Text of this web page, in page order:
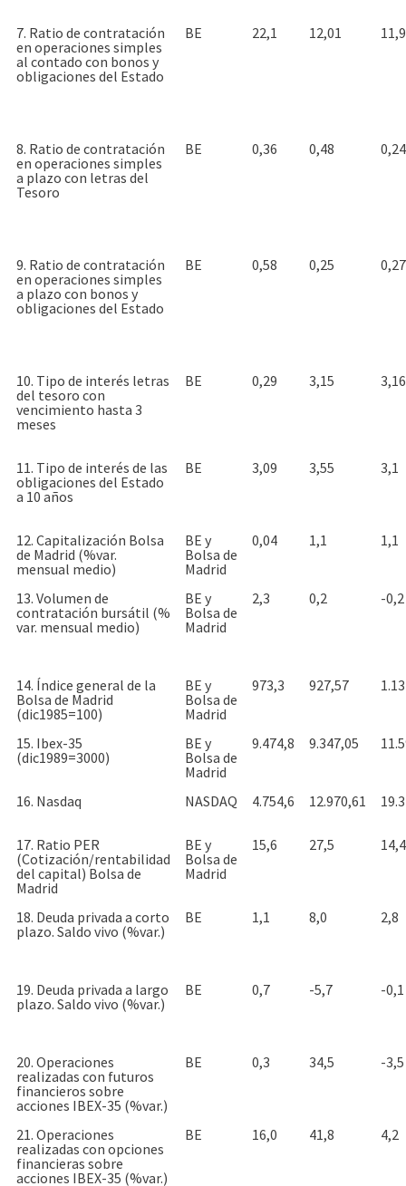
7. Ratio de contratación
en operaciones simples
al contado con bonos y
obligaciones del Estado
BE 22,1 12,01 11,9
8. Ratio de contratación
en operaciones simples
a plazo con letras del
Tesoro
BE 0,36 0,48 0,24
9. Ratio de contratación
en operaciones simples
a plazo con bonos y
obligaciones del Estado
BE 0,58 0,25 0,27
10. Tipo de interés letras
del tesoro con
vencimiento hasta 3
meses
BE 0,29 3,15 3,16
11. Tipo de interés de las
obligaciones del Estado
a 10 años
BE 3,09 3,55 3,1
12. Capitalización Bolsa
de Madrid (%var.
mensual medio)
BE y
Bolsa de
Madrid
0,04 1,1 1,1
13. Volumen de
contratación bursátil (%
var. mensual medio)
BE y
Bolsa de
Madrid
2,3 0,2 -0,2
14. Índice general de la
Bolsa de Madrid
(dic1985=100)
BE y
Bolsa de
Madrid
973,3 927,57
15. Ibex-35
(dic1989=3000)
BE y
Bolsa de
Madrid
9.474,8 9.347,05
16. Nasdaq NASDAQ 4.754,6 12.970,61
17. Ratio PER
(Cotización/rentabilidad
del capital) Bolsa de
Madrid
BE y
Bolsa de
Madrid
15,6 27,5 14,4
18. Deuda privada a corto
plazo. Saldo vivo (%var.)
BE 1,1 8,0 2,8
19. Deuda privada a largo
plazo. Saldo vivo (%var.)
BE 0,7 -5,7 -0,1
20. Operaciones
realizadas con futuros
financieros sobre
acciones IBEX-35 (%var.)
BE 0,3 34,5 -3,5
21. Operaciones
realizadas con opciones
financieras sobre
acciones IBEX-35 (%var.)
BE 16,0 41,8 4,2